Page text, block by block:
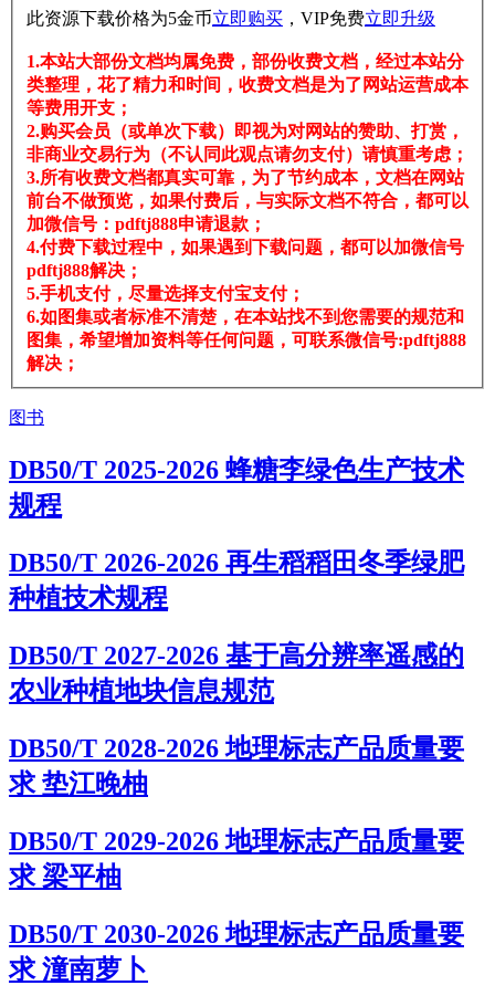
此资源下载价格为5金币立即购买 ，VIP免费立即升级
1.本站大部份文档均属免费，部份收费文档，经过本站分
类整理，花了精力和时间，收费文档是为了网站运营成本
等费用开支；
2.购买会员（或单次下载）即视为对网站的赞助、打赏，
非商业交易行为（不认同此观点请勿支付）请慎重考虑；
3.所有收费文档都真实可靠，为了节约成本，文档在网站
前台不做预览，如果付费后，与实际文档不符合，都可以
加微信号：pdftj888申请退款；
4.付费下载过程中，如果遇到下载问题，都可以加微信号
pdftj888解决；
5.手机支付，尽量选择支付宝支付；
6.如图集或者标准不清楚，在本站找不到您需要的规范和
图集，希望增加资料等任何问题，可联系微信号:pdftj888
解决；
图书
DB50/T 2025-2026 蜂糖李绿色生产技术
规程
DB50/T 2026-2026 再生稻稻田冬季绿肥
种植技术规程
DB50/T 2027-2026 基于高分辨率遥感的
农业种植地块信息规范
DB50/T 2028-2026 地理标志产品质量要
求 垫江晚柚
DB50/T 2029-2026 地理标志产品质量要
求 梁平柚
DB50/T 2030-2026 地理标志产品质量要
求 潼南萝卜